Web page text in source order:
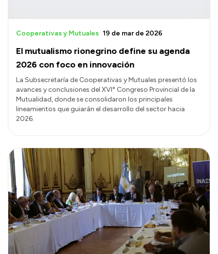
El mutualismo rionegrino define su agenda
2026 con foco en innovación
Cooperativas y Mutuales 19 de mar de 2026
La Subsecretaría de Cooperativas y Mutuales presentó los
avances y conclusiones del XVI° Congreso Provincial de la
Mutualidad, donde se consolidaron los principales
lineamientos que guiarán el desarrollo del sector hacia
2026.